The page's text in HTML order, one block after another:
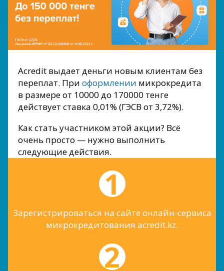
Acredit выдает деньги новым клиентам без
переплат. При оформлении микрокредита
в размере от 10000 до 170000 тенге
действует ставка 0,01% (ГЭСВ от 3,72%).
Как стать участником этой акции? Всё
очень просто — нужно выполнить
следующие действия.
Зарегистрироваться на сайте онлайн-сервиса
микрокредитования acredit.kz.